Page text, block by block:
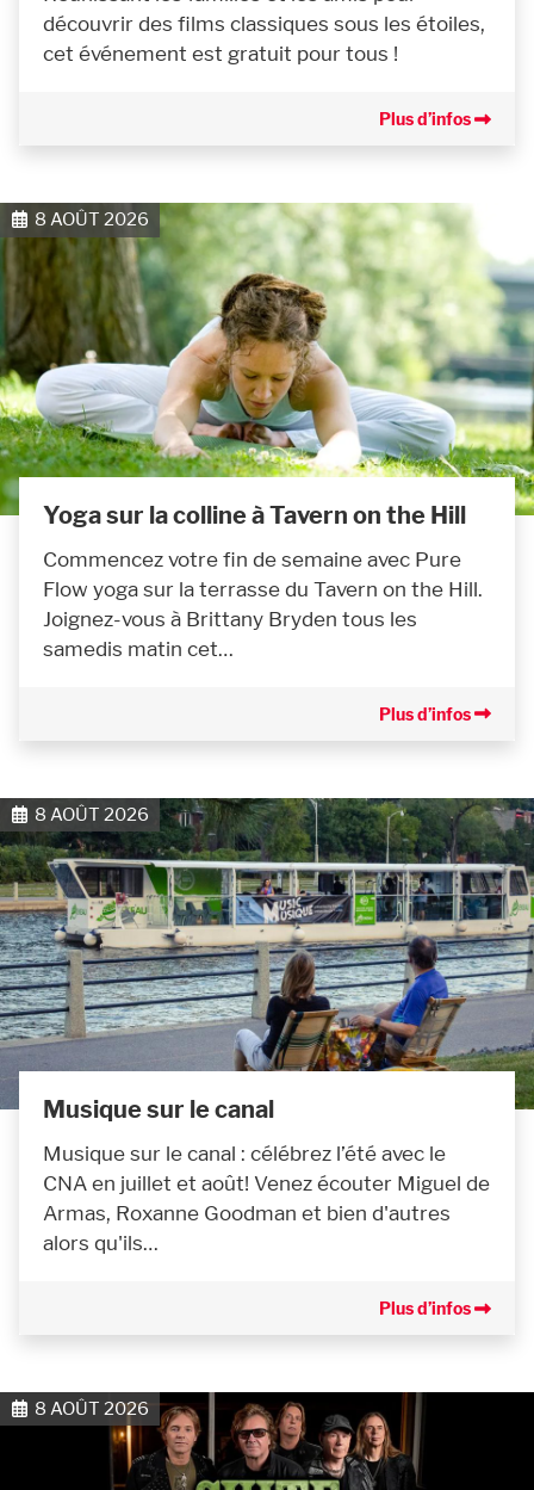
découvrir des films classiques sous les étoiles,
cet événement est gratuit pour tous !
Plus d’infos
8 AOÛT 2026
Yoga sur la colline à Tavern on the Hill
Commencez votre fin de semaine avec Pure
Flow yoga sur la terrasse du Tavern on the Hill.
Joignez-vous à Brittany Bryden tous les
samedis matin cet…
Plus d’infos
8 AOÛT 2026
Musique sur le canal
Musique sur le canal : célébrez l’été avec le
CNA en juillet et août! Venez écouter Miguel de
Armas, Roxanne Goodman et bien d'autres
alors qu'ils…
Plus d’infos
8 AOÛT 2026